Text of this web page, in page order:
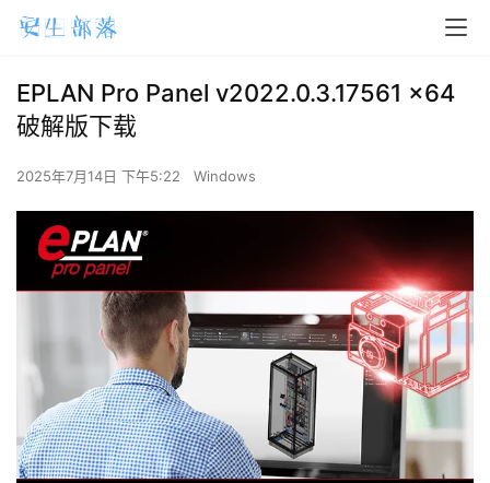
EPLAN Pro Panel v2022.0.3.17561 x64
破解版下载
2025年7月14日 下午5:22 Windows